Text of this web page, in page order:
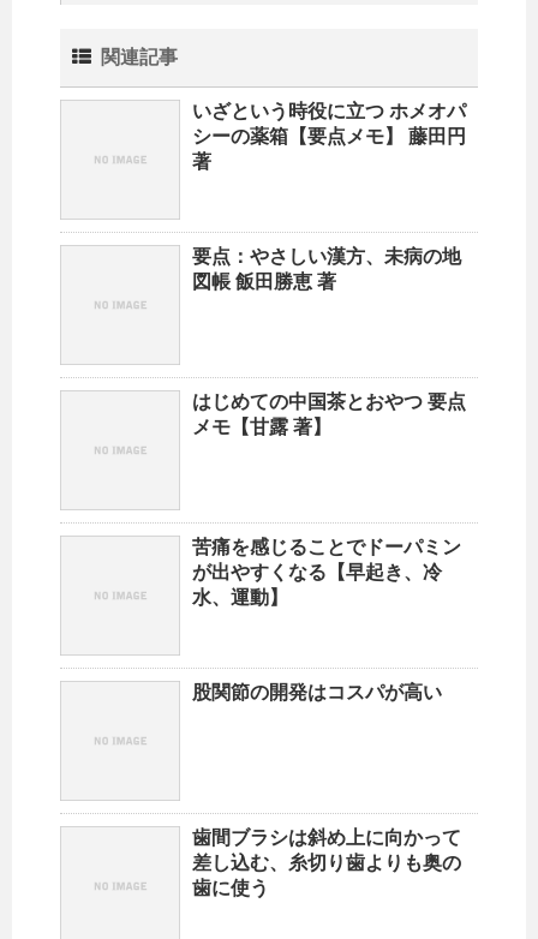
関連記事
いざという時役に立つ ホメオパ
シーの薬箱【要点メモ】 藤田円
著
要点：やさしい漢方、未病の地
図帳 飯田勝恵 著
はじめての中国茶とおやつ 要点
メモ【甘露 著】
苦痛を感じることでドーパミン
が出やすくなる【早起き、冷
水、運動】
股関節の開発はコスパが高い
歯間ブラシは斜め上に向かって
差し込む、糸切り歯よりも奥の
歯に使う